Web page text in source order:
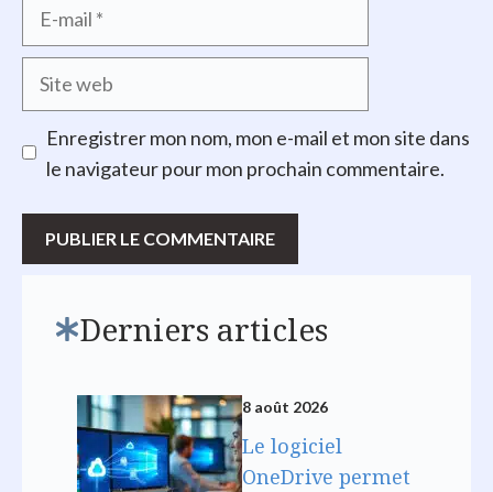
Site
Enregistrer mon nom, mon e-mail et mon site dans
le navigateur pour mon prochain commentaire.
Derniers articles
8 août 2026
Le logiciel
OneDrive permet